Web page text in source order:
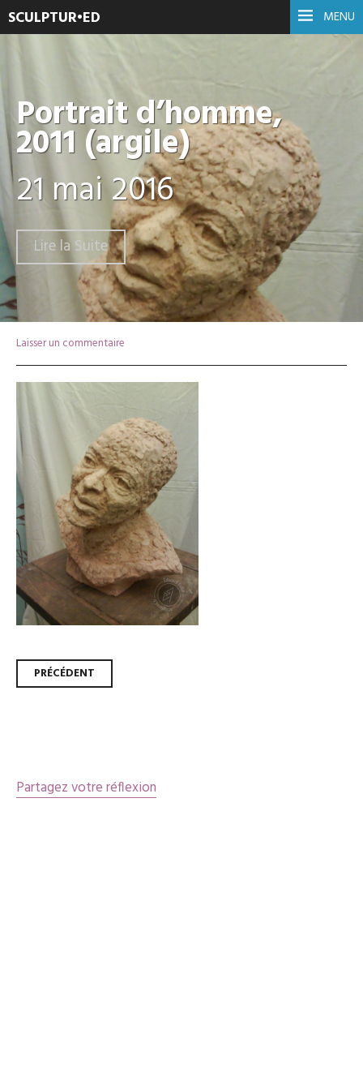
MENU
SCULPTUR•ED
Portrait d’homme,
2011 (argile)
21 mai 2016
Lire la Suite
Laisser un commentaire
Navigation
PRÉCÉDENT
Partagez votre réflexion